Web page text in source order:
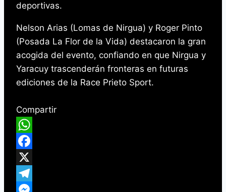
deportivas.
Nelson Arias (Lomas de Nirgua) y Roger Pinto
(Posada La Flor de la Vida) destacaron la gran
acogida del evento, confiando en que Nirgua y
Yaracuy trascenderán fronteras en futuras
ediciones de la Race Prieto Sport.
Compartir
WhatsApp
Facebook
X
Telegram